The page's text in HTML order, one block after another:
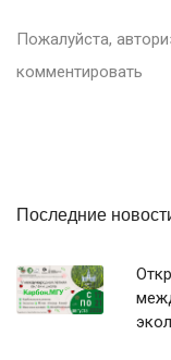
Пожалуйста,
комментировать
Последние